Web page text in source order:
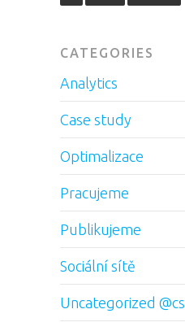
CATEGORIES
Analytics
Case study
Optimalizace
Pracujeme
Publikujeme
Sociální sítě
Uncategorized @cs